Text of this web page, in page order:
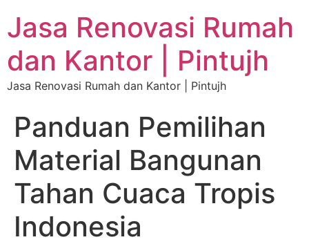
Jasa Renovasi Rumah
dan Kantor | Pintujh
Jasa Renovasi Rumah dan Kantor | Pintujh
Panduan Pemilihan
Material Bangunan
Tahan Cuaca Tropis
Indonesia